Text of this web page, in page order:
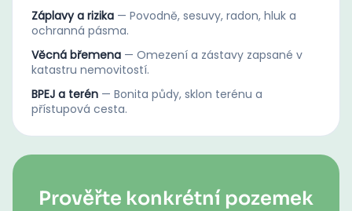
Záplavy a rizika — Povodně, sesuvy, radon, hluk a
ochranná pásma.
Věcná břemena — Omezení a zástavy zapsané v
katastru nemovitostí.
BPEJ a terén — Bonita půdy, sklon terénu a
přístupová cesta.
Prověřte konkrétní pozemek